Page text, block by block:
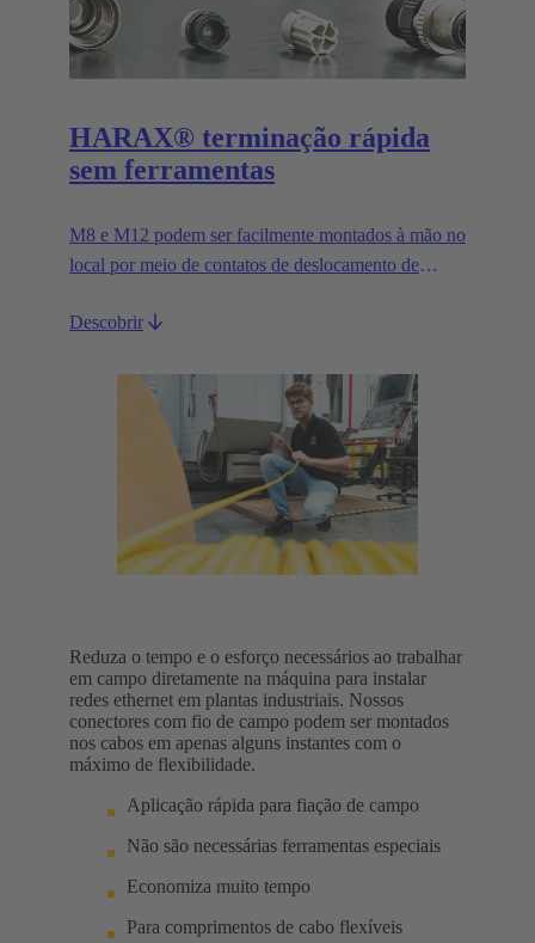
HARAX® terminação rápida
sem ferramentas
M8 e M12 podem ser facilmente montados à mão no
local por meio de contatos de deslocamento de
Descobrir
Reduza o tempo e o esforço necessários ao trabalhar
em campo diretamente na máquina para instalar
redes ethernet em plantas industriais. Nossos
conectores com fio de campo podem ser montados
nos cabos em apenas alguns instantes com o
máximo de flexibilidade.
Aplicação rápida para fiação de campo
Não são necessárias ferramentas especiais
Economiza muito tempo
Para comprimentos de cabo flexíveis